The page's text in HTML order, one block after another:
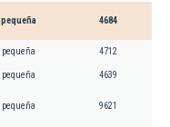
pequeña 4684
pequeña 4712
pequeña 4639
pequeña 9621